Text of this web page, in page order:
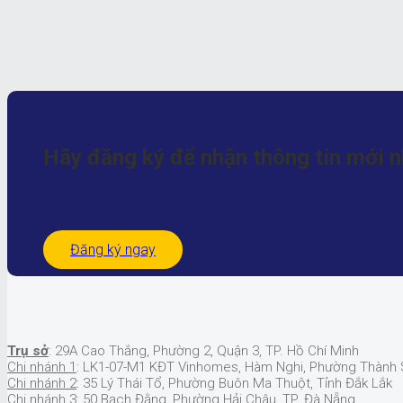
Hãy đăng ký để nhận thông tin mới
Đăng ký ngay
Trụ sở: 29A Cao Thắng, Phường 2, Quận 3, TP. Hồ Chí Minh
Chi nhánh 1 : LK1-07-M1 KĐT Vinhomes, Hàm Nghi, Phường Thành
Chi nhánh 2: 35 Lý Thái Tổ, Phường Buôn Ma Thuột, Tỉnh Đắk Lắk
Chi nhánh 3: 50 Bạch Đằng, Phường Hải Châu, TP. Đà Nẵng